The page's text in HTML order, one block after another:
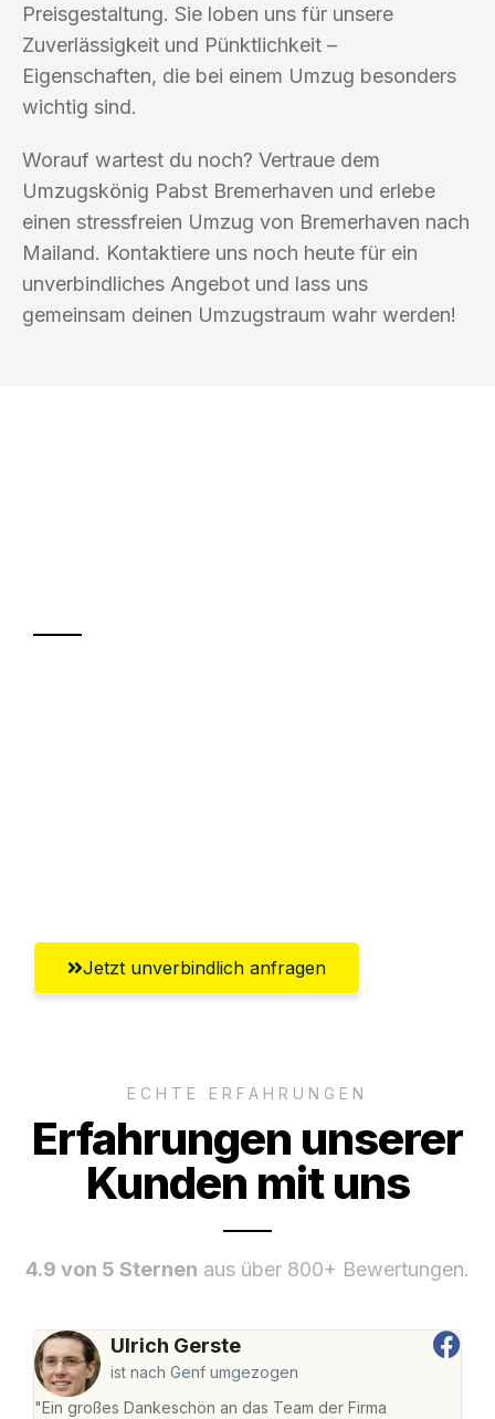
Preisgestaltung. Sie loben uns für unsere
Zuverlässigkeit und Pünktlichkeit –
Eigenschaften, die bei einem Umzug besonders
wichtig sind.
Worauf wartest du noch? Vertraue dem
Umzugskönig Pabst Bremerhaven und erlebe
einen stressfreien Umzug von Bremerhaven nach
Mailand. Kontaktiere uns noch heute für ein
unverbindliches Angebot und lass uns
gemeinsam deinen Umzugstraum wahr werden!
Jetzt unverbindlich anfragen
ECHTE ERFAHRUNGEN
Erfahrungen unserer
Kunden mit uns
4.9 von 5 Sternen aus über 800+ Bewertungen.
Ulrich Gerste
ist nach Genf umgezogen
"Ein großes Dankeschön an das Team der Firma